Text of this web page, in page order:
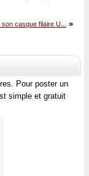
casque filaire U... »
Pour poster un
simple et gratuit